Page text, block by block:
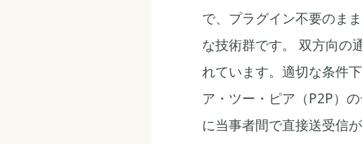
で、プラグイン不要のま
な技術群です。 双方向の
れています。適切な条件
ア・ツー・ピア（P2P）
に当事者間で直接送受信